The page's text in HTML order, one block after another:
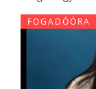
FOGADÓÓRA